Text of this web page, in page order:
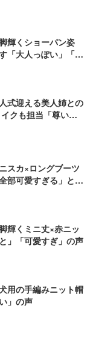
輝くショーパン姿
「大人っぽい」「ス
式迎える美人姉との
クも担当「尊い姉
スカ×ロングブーツ
部可愛すぎる」と反
輝くミニ丈×赤ニッ
」「可愛すぎ」の声
用の手編みニット帽
」の声